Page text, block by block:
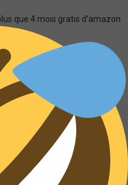
que 4 mois gratis d'amazon